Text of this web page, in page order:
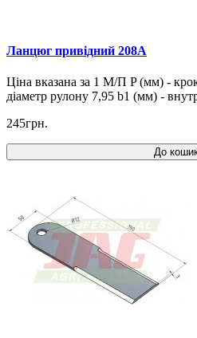
Ланцюг привідний 208A
Ціна вказана за 1 М/П P (мм) -
діаметр рулону 7,95 b1 (мм) -
245грн.
До